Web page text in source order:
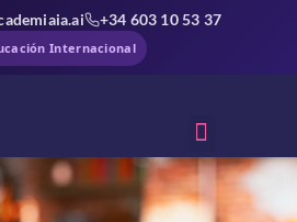
+34 603 10 53 37
Internacional